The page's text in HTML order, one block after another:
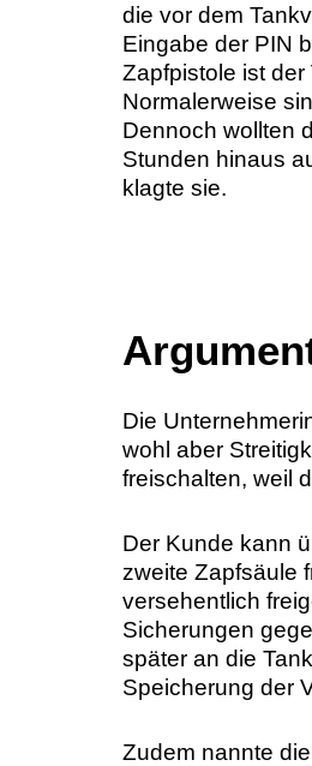
die vor dem
Eingabe der PIN
Zapfpistole ist
Normalerweise
Dennoch wollten
Stunden hinaus
klagte sie.
Die
wohl aber
freischalten, weil
Der Kunde kann
zweite Zapfsäule
versehentlich
Sicherungen
später an die
Speicherung der
Zudem nannte